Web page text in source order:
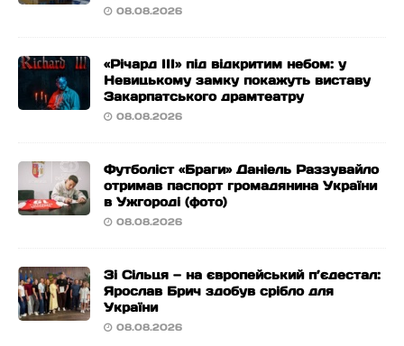
08.08.2026
«Річард ІІІ» під відкритим небом: у
Невицькому замку покажуть виставу
Закарпатського драмтеатру
08.08.2026
Футболіст «Браги» Даніель Раззувайло
отримав паспорт громадянина України
в Ужгороді (фото)
08.08.2026
Зі Сільця — на європейський п’єдестал:
Ярослав Брич здобув срібло для
України
08.08.2026